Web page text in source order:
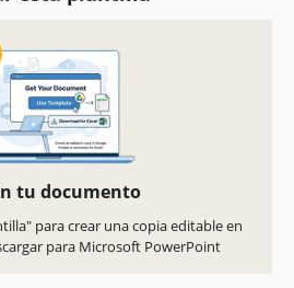
tu documento
para crear una copia editable en
para Microsoft PowerPoint